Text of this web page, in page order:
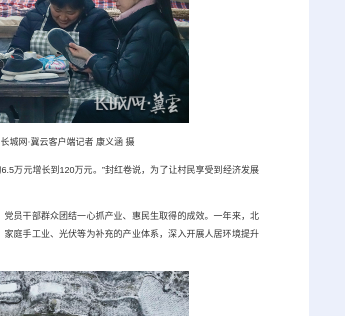
城网·冀云客户端记者 康义涵 摄
元增长到120万元。”封红卷说，为了让村民享受到经济发展
干部群众团结一心抓产业、惠民生取得的成效。一年来，北
庭手工业、光伏等为补充的产业体系，深入开展人居环境提升